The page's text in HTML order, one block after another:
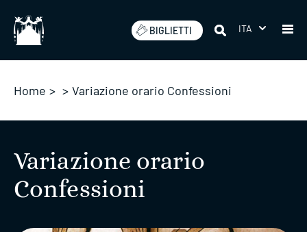
BIGLIETTI ITA
Home > > Variazione orario Confessioni
Variazione orario
Confessioni